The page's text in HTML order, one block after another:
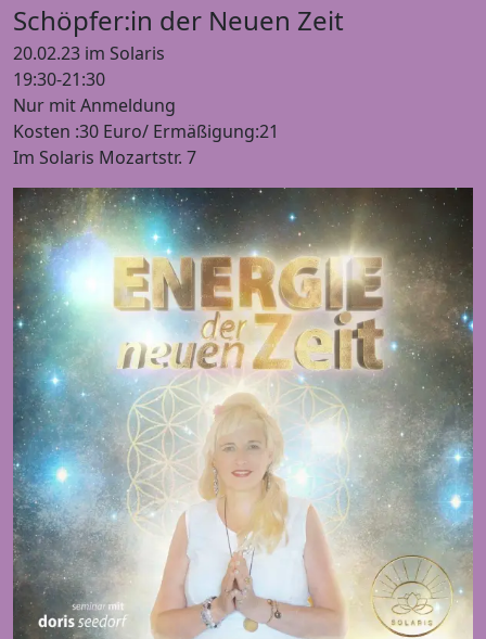
Schöpfer:in der Neuen Zeit
20.02.23 im Solaris
19:30-21:30
Nur mit Anmeldung
Kosten :30 Euro/ Ermäßigung:21
Im Solaris Mozartstr. 7